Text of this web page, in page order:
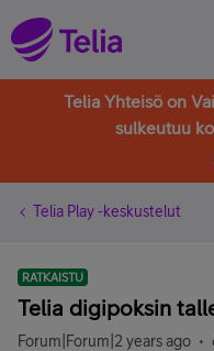
Telia Yhteisö on
sulkeutuu
Telia Play -keskustelut
RATKAISTU
Telia digipoksin
Forum|Forum|2 years ago